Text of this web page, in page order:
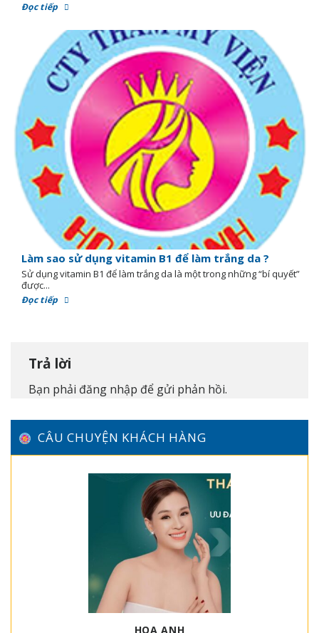
Đọc tiếp
Làm sao sử dụng vitamin B1 để làm trắng da ?
Sử dụng vitamin B1 để làm trắng da là một trong những “bí quyết”
được...
Đọc tiếp
Trả lời
Bạn phải đăng nhập để gửi phản hồi.
CÂU CHUYỆN KHÁCH HÀNG
HOA ANH